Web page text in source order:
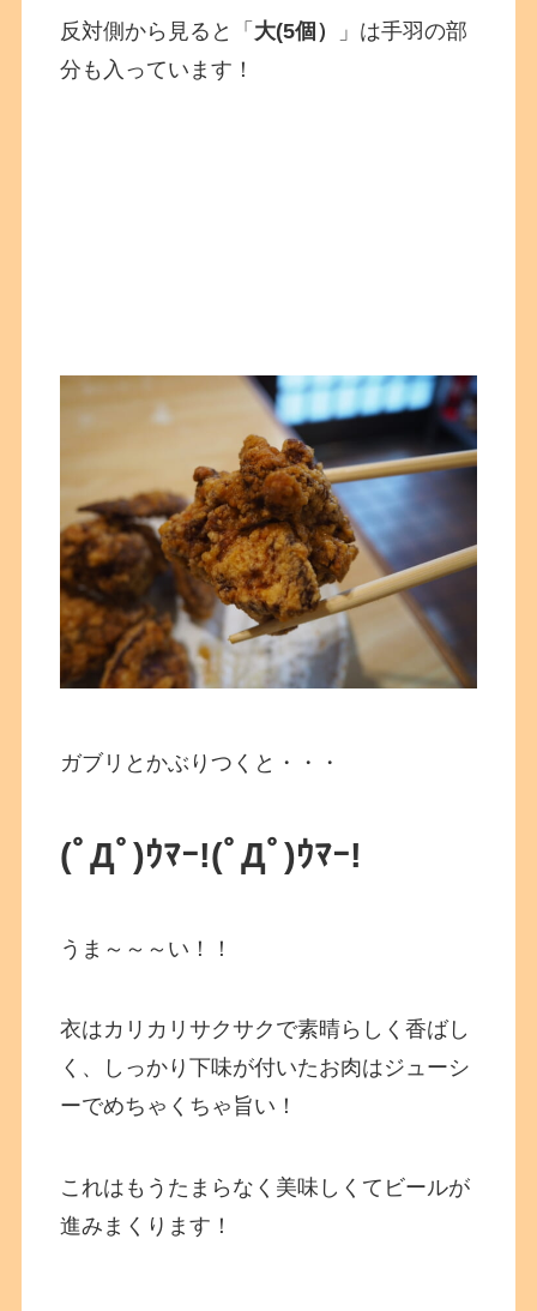
反対側から見ると「 大(5個）
」は手羽の部
分も入っています！
ガブリとかぶりつくと・・・
(ﾟДﾟ)ｳﾏｰ!(ﾟДﾟ)ｳﾏｰ!
うま～～～い！！
衣はカリカリサクサクで素晴らしく香ばし
く、しっかり下味が付いたお肉はジューシ
ーでめちゃくちゃ旨い！
これはもうたまらなく美味しくてビールが
進みまくります！